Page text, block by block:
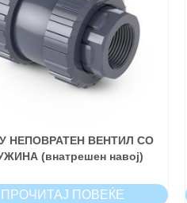
НЕПОВРАТЕН ВЕНТИЛ СО
(внатрешен навој)
ПРОЧИТАЈ ПОВЕЌЕ